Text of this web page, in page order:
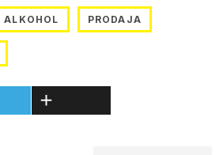
ALKOHOL PRODAJA